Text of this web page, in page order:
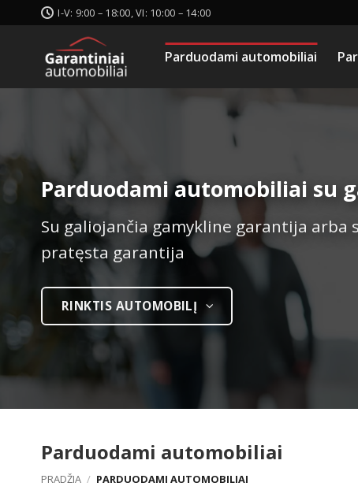
to
I-V: 9:00 – 18:00, VI: 10:00 – 14:00
Parduodami automobiliai
Parduodami automobiliai su
Su galiojančia gamykline garantija arba
pratęsta garantija
RINKTIS AUTOMOBILĮ
Parduodami automobiliai
PRADŽIA / PARDUODAMI AUTOMOBILIAI